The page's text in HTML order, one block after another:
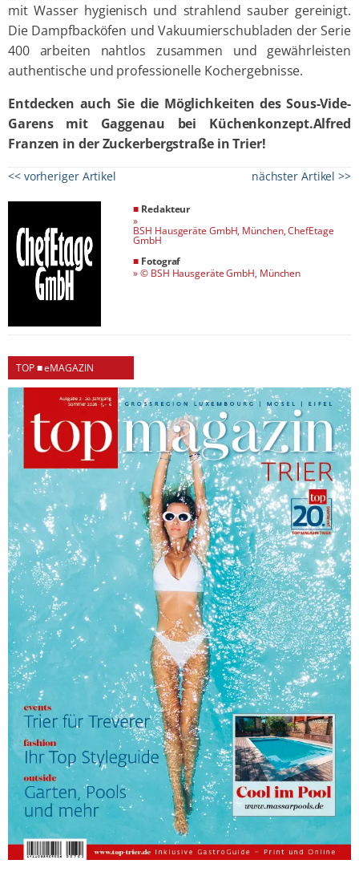
mit Wasser hygienisch und strahlend sauber gereinigt.
Die Dampfbacköfen und Vakuumierschubladen der Serie
400 arbeiten nahtlos zusammen und gewährleisten
authentische und professionelle Kochergebnisse.
Entdecken auch Sie die Möglichkeiten des Sous-Vide-
Garens mit Gaggenau bei Küchenkonzept.Alfred
Franzen in der Zuckerbergstraße in Trier!
<< vorheriger Artikel nächster Artikel >>
■ Redakteur
»
BSH Hausgeräte GmbH, München, ChefEtage
GmbH
■ Fotograf
»© BSH Hausgeräte GmbH, München
TOP ■ eMAGAZIN